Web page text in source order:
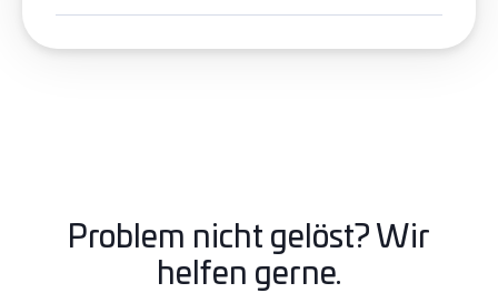
Problem nicht gelöst? Wir
helfen gerne.